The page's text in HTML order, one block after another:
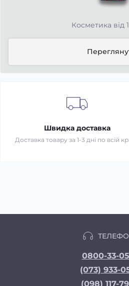
Косметика від
Швидка доставка
Доставка товару за 1-3 дні по всій
0800-33-
(073) 933-
(098) 117-